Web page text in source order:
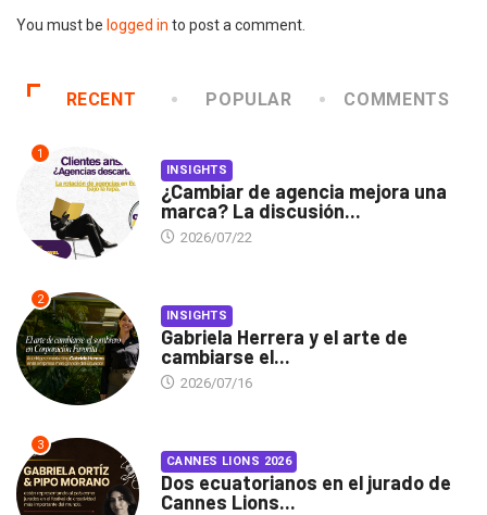
You must be logged in to post a comment.
RECENT POPULAR COMMENTS
1
INSIGHTS
¿Cambiar de agencia mejora una
marca? La discusión...
2026/07/22
2
INSIGHTS
Gabriela Herrera y el arte de
cambiarse el...
2026/07/16
3
CANNES LIONS 2026
Dos ecuatorianos en el jurado de
Cannes Lions...